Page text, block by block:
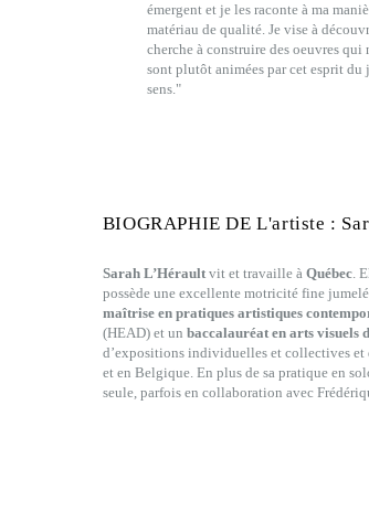
émergent et je les raconte à ma
matériau de qualité. Je vise à
cherche à construire des oeuvres
sont plutôt animées par cet esprit du
sens."
BIOGRAPHIE DE L'artiste :
Sarah L’Héraultvit et travaille à Québec.
possède une excellente motricité fine
maîtrise en pratiques artistiques
(HEAD) et un baccalauréat en arts visuels
d’expositions individuelles et collectives et
et en Belgique. En plus de sa pratique en
seule, parfois en collaboration avec